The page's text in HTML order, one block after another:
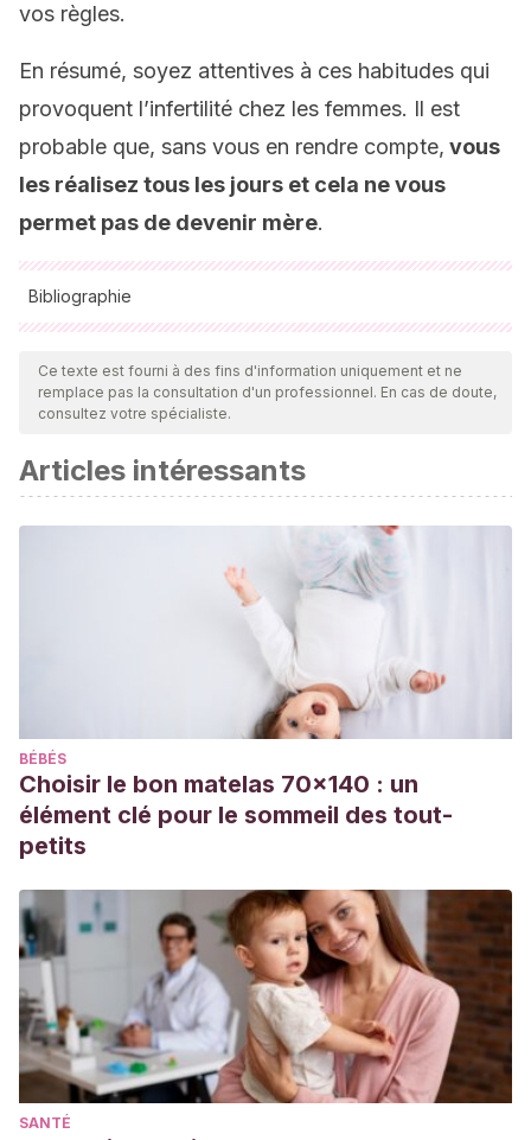
vos règles.
En résumé, soyez attentives à ces habitudes qui
provoquent l’infertilité chez les femmes. Il est
probable que, sans vous en rendre compte, vous
les réalisez tous les jours et cela ne vous
permet pas de devenir mère.
Bibliographie
Toutes les sources citées ont été examinées en profondeur
par notre équipe pour garantir leur qualité, leur fiabilité, leur
actualité et leur validité. La bibliographie de cet article a été
ou scientifique
Ramos, R. R., Gutiérrez, G. R., Monroy, I. A., & Sánchez, H. G. M.
(2008). Factores de riesgo asociados con infertilidad
femenina. Ginecologia y Obstetricia de Mexico.
Ce texte est fourni à des fins d'information uniquement et ne
remplace pas la consultation d'un professionnel. En cas de doute,
consultez votre spécialiste.
Articles intéressants
BÉBÉS
Choisir le bon matelas 70x140 : un
élément clé pour le sommeil des tout-
petits
SANTÉ